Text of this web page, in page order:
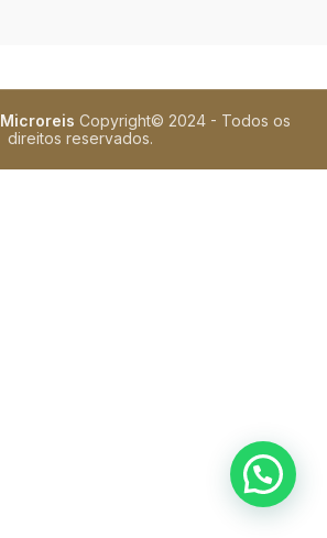
Microreis Copyright©️ 2024 - Todos os
direitos reservados.